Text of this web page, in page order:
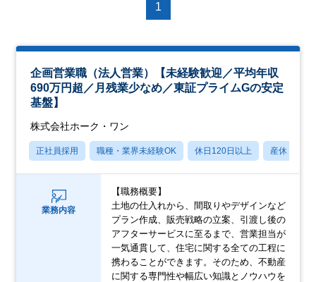
1
企画営業職（法人営業）【未経験歓迎／平均年収
690万円超／月残業少なめ／東証プライムGの安定
基盤】
株式会社ホーク・ワン
正社員採用 職種・業界未経験OK 休日120日以上 産休・育休
業務内容
【職務概要】
土地の仕入れから、間取りやデザインなど
プラン作成、販売戦略の立案、引渡し後の
アフターサービスに至るまで、営業担当が
一気通貫して、住宅に関する全ての工程に
携わることができます。そのため、不動産
に関する専門性や幅広い知識とノウハウを